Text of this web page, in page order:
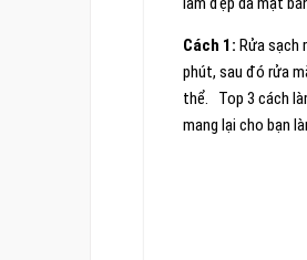
Cách 1: Rửa sạch
phút, sau đó rửa
thể. Top 3 cách
mang lại cho bạn